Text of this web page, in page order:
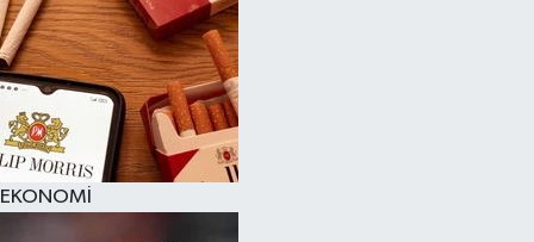
EKONOMİ